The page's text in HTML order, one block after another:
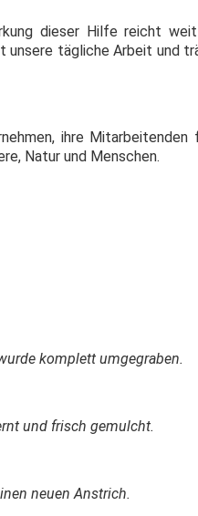
dieser Hilfe reicht
tägliche Arbeit und
ihre
Natur und Menschen.
komplett umgegraben.
und frisch gemulcht.
neuen Anstrich.